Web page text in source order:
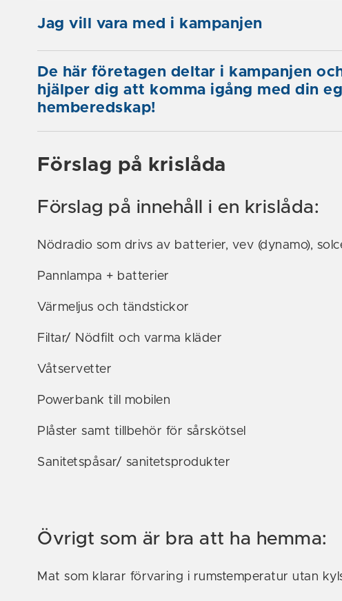
Jag vill vara med i kampanjen
De här företagen deltar i kampanjen
hjälper dig att komma igång med din
hemberedskap!
Förslag på krislåda
Förslag på innehåll i en krislåda:
Nödradio som drivs av batterier, vev (dynamo),
Pannlampa + batterier
Värmeljus och tändstickor
Filtar/ Nödfilt och varma kläder
Våtservetter
Powerbank till mobilen
Plåster samt tillbehör för sårskötsel
Sanitetspåsar/ sanitetsprodukter
Övrigt som är bra att ha hemma:
Mat som klarar förvaring i rumstemperatur utan